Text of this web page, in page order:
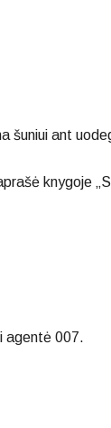
šuniui ant
knygoje
agentė 007.